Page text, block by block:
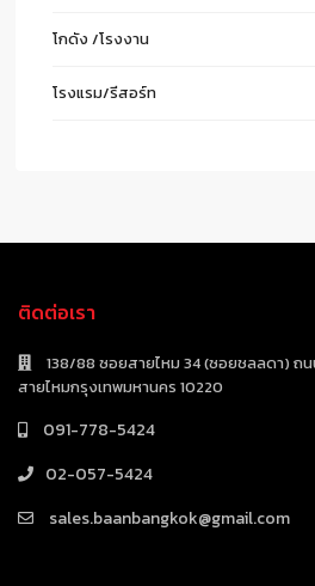
โกดัง /โรงงาน
โรงแรม/รีสอร์ท
ติดต่อเรา
138/88 ซอยสายไหม 34 (ซอยชลลดา) ถ
สายไหมกรุงเทพมหานคร 10220
091-778-5424
02-057-5424
sales.baanbangkok@gmail.com